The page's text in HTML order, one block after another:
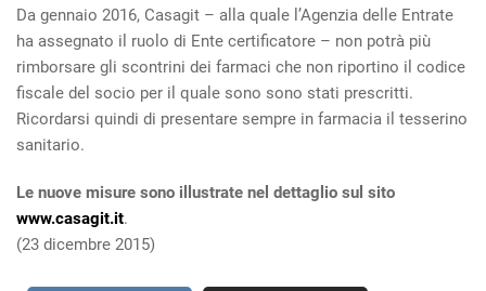
Da gennaio 2016, Casagit – alla quale l’Agenzia delle Entrate
ha assegnato il ruolo di Ente certificatore – non potrà più
rimborsare gli scontrini dei farmaci che non riportino il codice
fiscale del socio per il quale sono sono stati prescritti.
Ricordarsi quindi di presentare sempre in farmacia il tesserino
sanitario.
Le nuove misure sono illustrate nel dettaglio sul sito
www.casagit.it.
(23 dicembre 2015)